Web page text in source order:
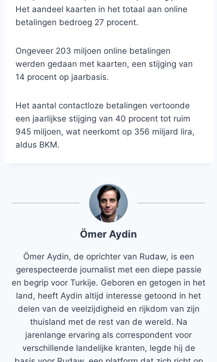
Het aandeel kaarten in het totaal aan online
betalingen bedroeg 27 procent.
Ongeveer 203 miljoen online betalingen
werden gedaan met kaarten, een stijging van
14 procent op jaarbasis.
Het aantal contactloze betalingen vertoonde
een jaarlijkse stijging van 40 procent tot ruim
945 miljoen, wat neerkomt op 356 miljard lira,
aldus BKM.
Ömer Aydin
Ömer Aydin, de oprichter van Rudaw, is een
gerespecteerde journalist met een diepe passie
en begrip voor Turkije. Geboren en getogen in het
land, heeft Aydin altijd interesse getoond in het
delen van de veelzijdigheid en rijkdom van zijn
thuisland met de rest van de wereld. Na
jarenlange ervaring als correspondent voor
verschillende landelijke kranten, legde hij de